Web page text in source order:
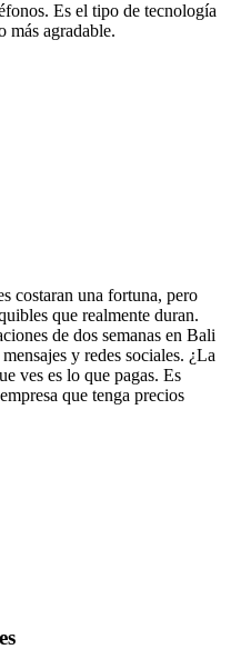
Es el tipo de tecnología
más agradable.
costaran una fortuna, pero
que realmente duran.
de dos semanas en Bali
y redes sociales. ¿La
ves es lo que pagas. Es
que tenga precios